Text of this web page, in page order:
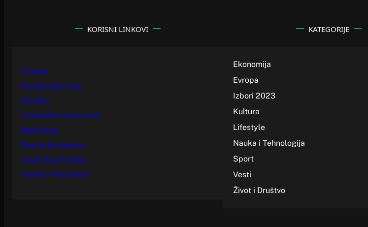
KORISNI LINKOVI
O nama
Kontaktirajte nas
Karijera
Pretplatite se na vesti
Marketing
Pravila Korišćenja
Urednička Politika
Politika Privatnosti
KATEGORIJE
Ekonomija
Evropa
Izbori 2023
Kultura
Lifestyle
Nauka i Tehnologija
Sport
Vesti
Život i Društvo